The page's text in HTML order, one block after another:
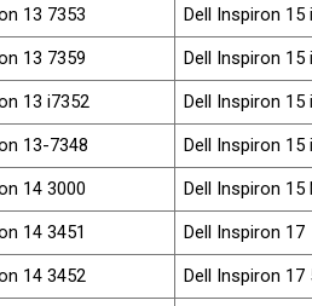
13 7353
Dell Inspiron 15
13 7359
Dell Inspiron 15
13 i7352
Dell Inspiron 15
13-7348
Dell Inspiron 15
14 3000
Dell Inspiron 15
14 3451
Dell Inspiron 17
14 3452
Dell Inspiron 17